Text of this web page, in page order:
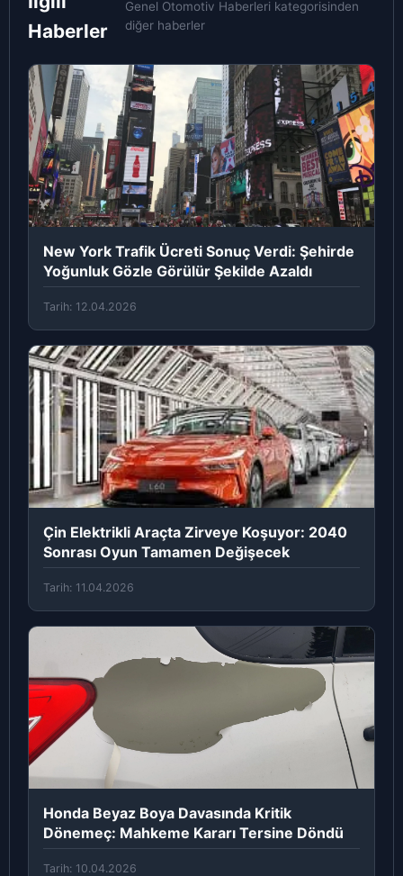
Haberler
Genel Otomotiv Haberleri kategorisinden
diğer haberler
New York Trafik Ücreti Sonuç Verdi: Şehirde
Yoğunluk Gözle Görülür Şekilde Azaldı
Tarih: 12.04.2026
Çin Elektrikli Araçta Zirveye Koşuyor: 2040
Sonrası Oyun Tamamen Değişecek
Tarih: 11.04.2026
Honda Beyaz Boya Davasında Kritik
Dönemeç: Mahkeme Kararı Tersine Döndü
Tarih: 10.04.2026